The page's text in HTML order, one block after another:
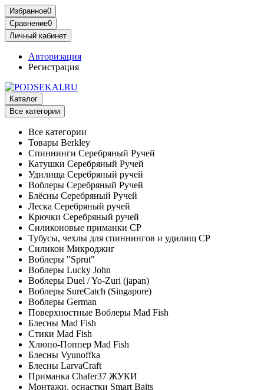
Избранное0
Сравнение0
Личный кабинет
Авторизация
Регистрация
Каталог
Все категории
Все категории
Товары Berkley
Спиннинги Серебряный Ручей
Катушки Серебряный Ручей
Удилища Серебряный ручей
Воблеры Серебряный Ручей
Блёсны Серебряный Ручей
Леска Серебряный ручей
Крючки Серебряный ручей
Силиконовые приманки СР
Тубусы, чехлы для спиннингов и удилищ СР
Силикон Микроджиг
Воблеры "Sprut"
Воблеры Lucky John
Воблеры Duel / Yo-Zuri (japan)
Воблеры SureCatch (Singapore)
Воблеры German
Поверхностные Воблеры Mad Fish
Блесны Mad Fish
Стики Mad Fish
Хлюпо-Поппер Mad Fish
Блесны Vyunoffka
Блесны LarvaCraft
Приманка Chafer37 ЖУКИ
Монтажи, оснастки Smart Baits